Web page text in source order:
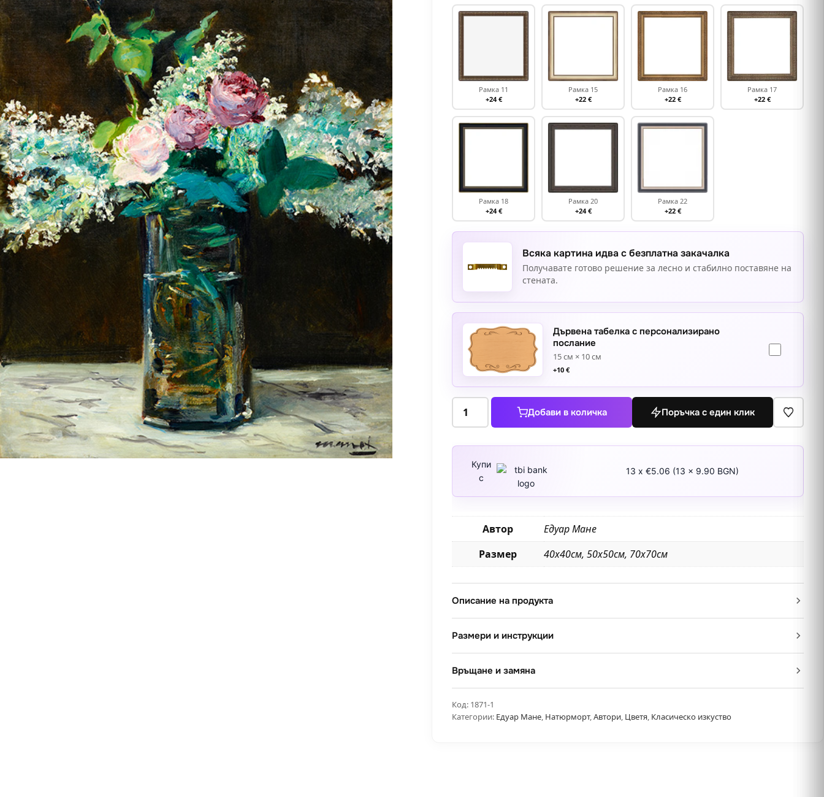
Рамка 11
+24 €
Рамка 15
+22 €
Рамка 16
+22 €
Рамка 17
+22 €
Рамка 18
+24 €
Рамка 20
+24 €
Рамка 22
+22 €
Всяка картина идва с безплатна закачалка
Получавате готово решение за лесно и стабилно поставяне на
стената.
Дървена табелка с персонализирано
послание
15 см × 10 см
+10 €
количество
с
люляк
и
Добави в количка Поръчка с един клик
Купи
с
13 x €5.06 (13 x 9.90 BGN)
Автор
Едуар Мане
Размер
40х40см, 50х50см, 70х70см
Описание на продукта
Размери и инструкции
Връщане и замяна
Код: 1871-1
Категории: Едуар Мане, Натюрморт,Автори, Цветя, Класическо изкуство